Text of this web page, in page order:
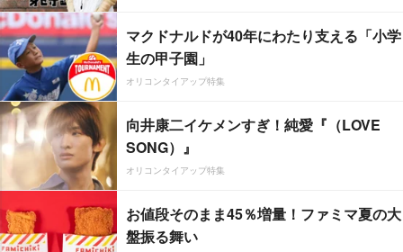
マクドナルドが40年にわたり支える「小学
生の甲子園」
オリコンタイアップ特集
向井康二イケメンすぎ！純愛『（LOVE
SONG）』
オリコンタイアップ特集
お値段そのまま45％増量！ファミマ夏の大
盤振る舞い